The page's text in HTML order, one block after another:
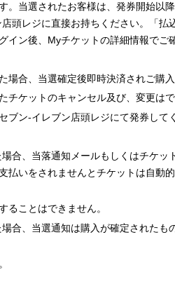
。当選されたお客様は、発券開始以
頭レジに直接お持ちください。「払
ン後、Myチケットの詳細情報でご
場合、当選確定後即時決済されご購入
ケットのキャンセル及び、変更はで
ン‐イレブン店頭レジにて発券して
合、当落通知メールもしくはチケッ
払いをされませんとチケットは自動
ることはできません。
合、当選通知は購入が確定されたも